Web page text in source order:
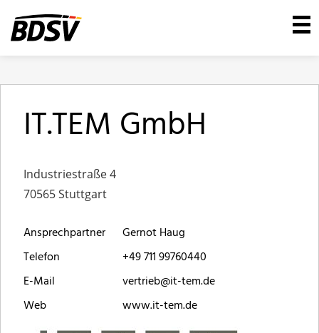
IT.TEM GmbH
Industriestraße 4
70565 Stuttgart
Ansprechpartner
Gernot Haug
Telefon
+49 711 99760440
E-Mail
vertrieb@it-tem.de
Web
www.it-tem.de